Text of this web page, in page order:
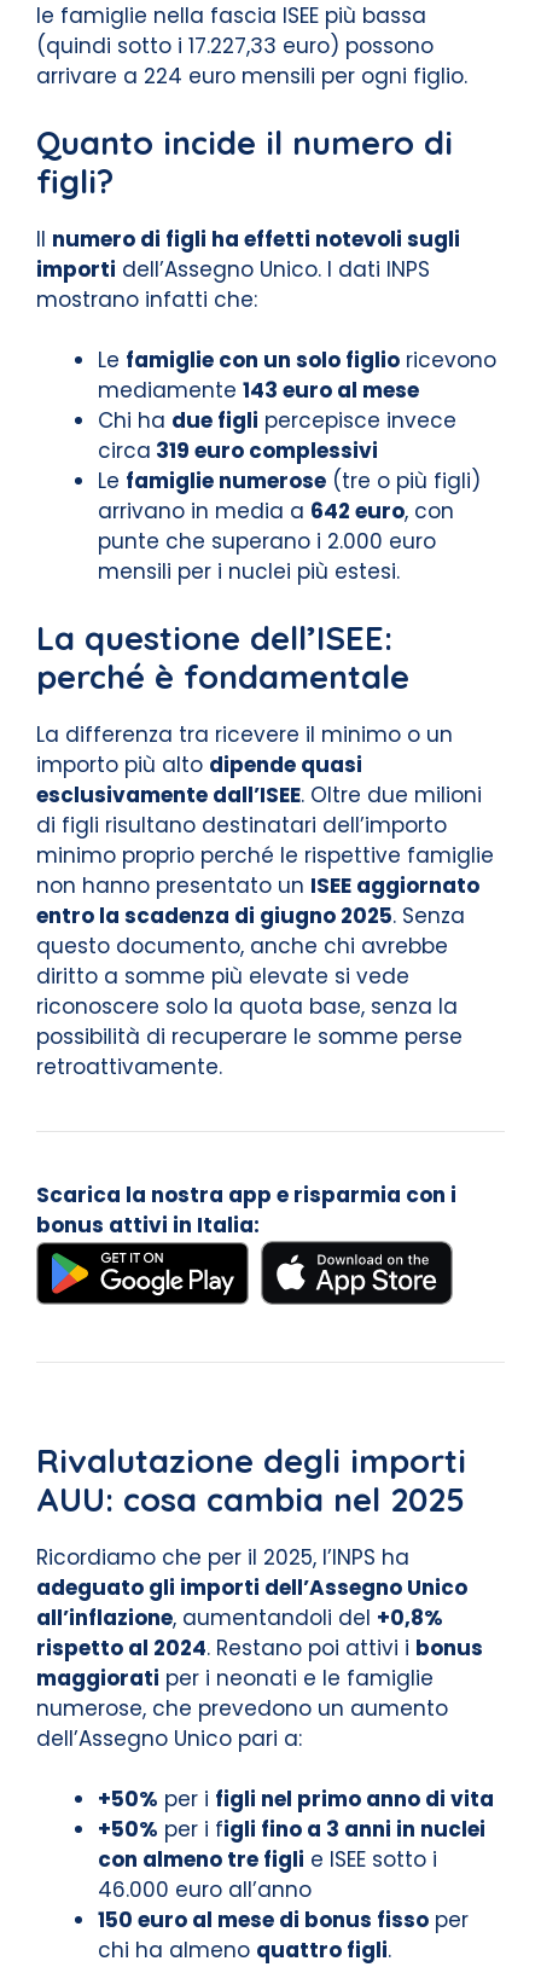
le famiglie nella fascia ISEE più bassa
(quindi sotto i 17.227,33 euro) possono
arrivare a 224 euro mensili per ogni figlio.
Quanto incide il numero di
figli?
Il numero di figli ha effetti notevoli sugli
importi dell’Assegno Unico. I dati INPS
mostrano infatti che:
Le famiglie con un solo figlio ricevono
mediamente 143 euro al mese
Chi ha due figli percepisce invece
circa 319 euro complessivi
Le famiglie numerose (tre o più figli)
arrivano in media a 642 euro, con
punte che superano i 2.000 euro
mensili per i nuclei più estesi.
La questione dell’ISEE:
perché è fondamentale
La differenza tra ricevere il minimo o un
importo più alto dipende quasi
esclusivamente dall’ISEE. Oltre due milioni
di figli risultano destinatari dell’importo
minimo proprio perché le rispettive famiglie
non hanno presentato un ISEE aggiornato
entro la scadenza di giugno 2025. Senza
questo documento, anche chi avrebbe
diritto a somme più elevate si vede
riconoscere solo la quota base, senza la
possibilità di recuperare le somme perse
retroattivamente.
Scarica la nostra app e risparmia con i
bonus attivi in Italia:
Rivalutazione degli importi
AUU: cosa cambia nel 2025
Ricordiamo che per il 2025, l’INPS ha
adeguato gli importi dell’Assegno Unico
all’inflazione, aumentandoli del +0,8%
rispetto al 2024. Restano poi attivi i bonus
maggiorati per i neonati e le famiglie
numerose, che prevedono un aumento
dell’Assegno Unico pari a:
+50% per i figli nel primo anno di vita
+50% per i figli fino a 3 anni in nuclei
con almeno tre figli e ISEE sotto i
46.000 euro all’anno
150 euro al mese di bonus fisso per
chi ha almeno quattro figli.